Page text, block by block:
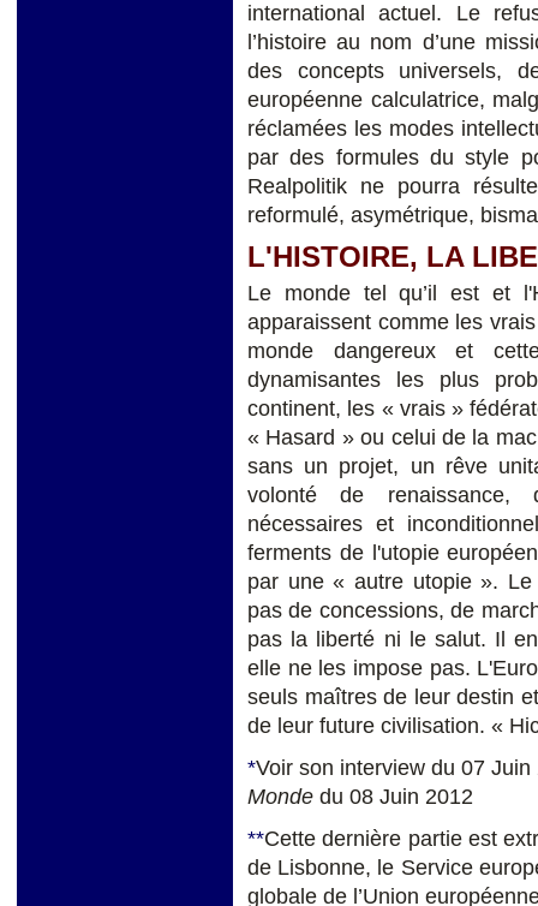
international actuel. Le
l’histoire au nom d’une
des concepts universels,
européenne calculatrice,
réclamées les modes
par des formules du style
Realpolitik ne pourra
reformulé, asymétrique,
L'HISTOIRE, LA
Le monde tel qu’il est et
apparaissent comme les
monde dangereux et
dynamisantes les plus
continent, les « vrais »
« Hasard » ou celui de la
sans un projet, un rêve
volonté de renaissance,
nécessaires et
ferments de l'utopie
par une « autre utopie ».
pas de concessions, de
pas la liberté ni le salut. Il
elle ne les impose pas.
seuls maîtres de leur destin
de leur future civilisation. «
*Voir son interview du 07
Monde du 08 Juin 2012
**Cette dernière partie est
de Lisbonne, le Service
globale de l’Union